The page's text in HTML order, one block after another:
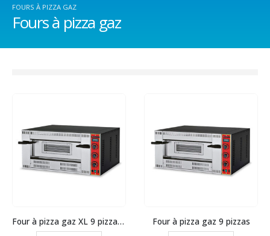
FOURS À PIZZA GAZ
Fours à pizza gaz
Four à pizza gaz XL 9 pizzas Ø 350 Four à pizza gaz 9 pizzas